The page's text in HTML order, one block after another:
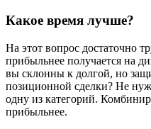
Какое время лучше?
На этот вопрос достаточно
прибыльнее получается на
вы склонны к долгой, но
позиционной сделки? Не
одну из категорий.
прибыльнее.